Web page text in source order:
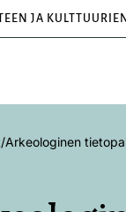
JA
/Arkeologinen